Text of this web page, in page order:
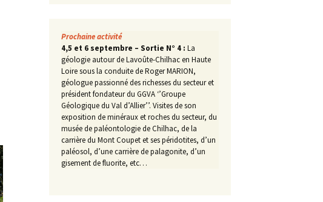
Prochaine activité
4,5 et 6 septembre – Sortie N° 4 : La
géologie autour de Lavoûte-Chilhac en Haute
Loire sous la conduite de Roger MARION,
géologue passionné des richesses du secteur et
président fondateur du GGVA ‘’Groupe
Géologique du Val d’Allier’’. Visites de son
exposition de minéraux et roches du secteur, du
musée de paléontologie de Chilhac, de la
carrière du Mont Coupet et ses péridotites, d’un
paléosol, d’une carrière de palagonite, d’un
gisement de fluorite, etc…